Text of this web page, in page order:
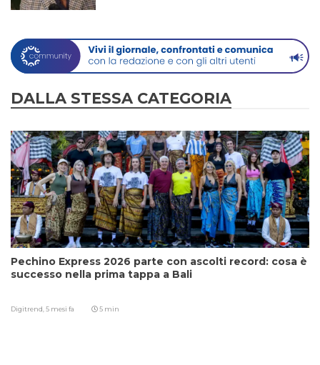
DALLA STESSA CATEGORIA
Pechino Express 2026 parte con ascolti record: cosa è
successo nella prima tappa a Bali
Digitrend,5 mesi fa 5 min